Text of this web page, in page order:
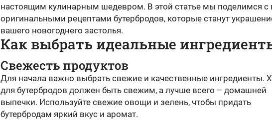
настоящим кулинарным шедевром. В этой статье мы поделимся с
оригинальными рецептами бутербродов, которые станут
вашего новогоднего застолья.
Как выбрать идеальные
Свежесть продуктов
Для начала важно выбрать свежие и качественные ингредиенты.
для бутербродов должен быть свежим, а лучше всего – домашней
выпечки. Используйте свежие овощи и зелень, чтобы придать
бутербродам яркий вкус и аромат.